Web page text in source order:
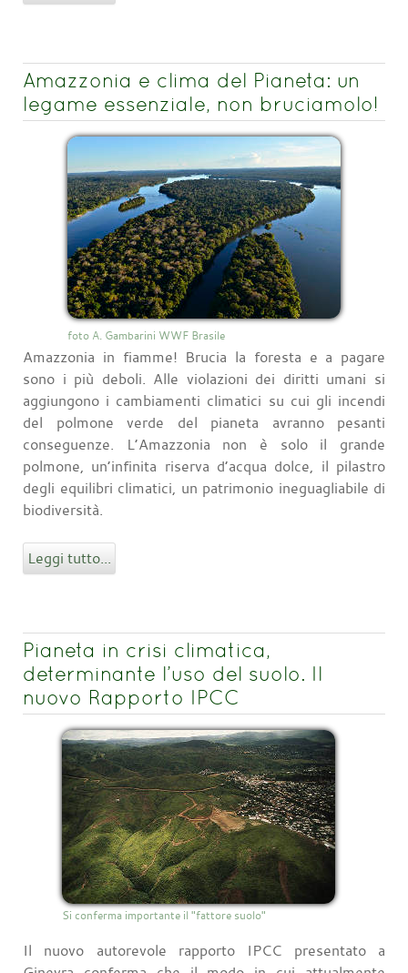
Amazzonia e clima del Pianeta: un
legame essenziale, non bruciamolo!
foto A. Gambarini WWF Brasile
Amazzonia in fiamme! Brucia la foresta e a pagare
sono i più deboli. Alle violazioni dei diritti umani si
aggiungono i cambiamenti climatici su cui gli incendi
del polmone verde del pianeta avranno pesanti
conseguenze. L’Amazzonia non è solo il grande
polmone, un’infinita riserva d’acqua dolce, il pilastro
degli equilibri climatici, un patrimonio ineguagliabile di
biodiversità.
Leggi tutto...
Pianeta in crisi climatica,
determinante l’uso del suolo. Il
nuovo Rapporto IPCC
Si conferma importante il "fattore suolo"
Il nuovo autorevole rapporto IPCC presentato a